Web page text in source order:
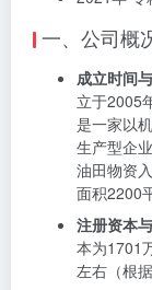
一、公司概
成立时间
立于2005
是一家以
生产型企
油田物资
面积2200
注册资本
本为1701
左右（根